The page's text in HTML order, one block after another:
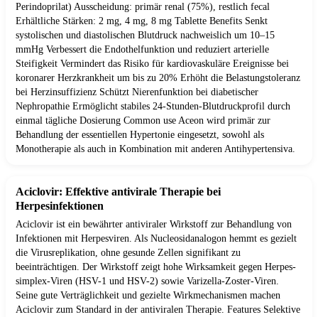
Perindoprilat) Ausscheidung: primär renal (75%), restlich fecal
Erhältliche Stärken: 2 mg, 4 mg, 8 mg Tablette Benefits Senkt
systolischen und diastolischen Blutdruck nachweislich um 10–15
mmHg Verbessert die Endothelfunktion und reduziert arterielle
Steifigkeit Vermindert das Risiko für kardiovaskuläre Ereignisse bei
koronarer Herzkrankheit um bis zu 20% Erhöht die Belastungstoleranz
bei Herzinsuffizienz Schützt Nierenfunktion bei diabetischer
Nephropathie Ermöglicht stabiles 24-Stunden-Blutdruckprofil durch
einmal tägliche Dosierung Common use Aceon wird primär zur
Behandlung der essentiellen Hypertonie eingesetzt, sowohl als
Monotherapie als auch in Kombination mit anderen Antihypertensiva.
Aciclovir: Effektive antivirale Therapie bei
Herpesinfektionen
Aciclovir ist ein bewährter antiviraler Wirkstoff zur Behandlung von
Infektionen mit Herpesviren. Als Nucleosidanalogon hemmt es gezielt
die Virusreplikation, ohne gesunde Zellen signifikant zu
beeinträchtigen. Der Wirkstoff zeigt hohe Wirksamkeit gegen Herpes-
simplex-Viren (HSV-1 und HSV-2) sowie Varizella-Zoster-Viren.
Seine gute Verträglichkeit und gezielte Wirkmechanismen machen
Aciclovir zum Standard in der antiviralen Therapie. Features Selektive